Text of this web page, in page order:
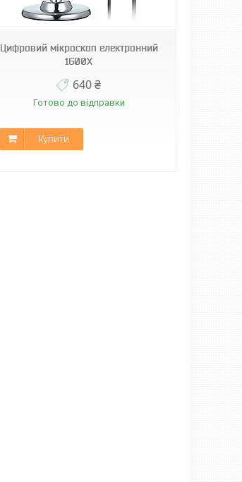
Цифровий мікроскоп електронний
1600X
640 ₴
Готово до відправки
Купити